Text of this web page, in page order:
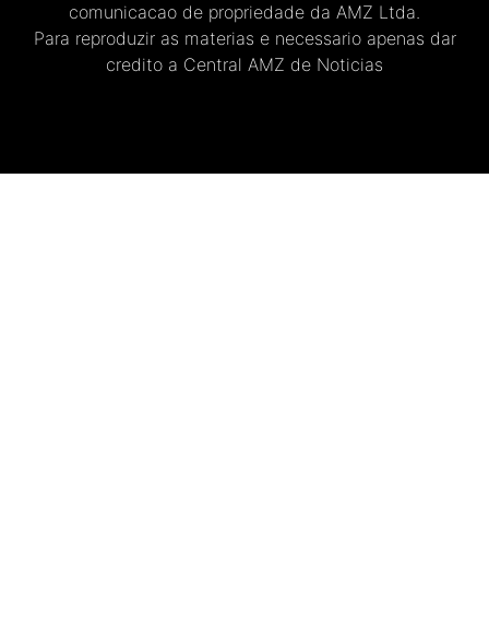
comunicacao de propriedade da AMZ Ltda.
Para reproduzir as materias e necessario apenas dar
credito a Central AMZ de Noticias